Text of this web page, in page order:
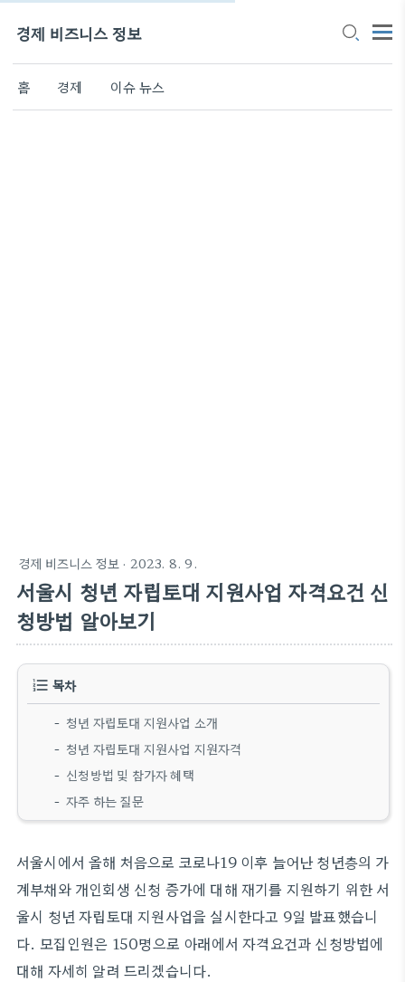
경제 비즈니스 정보
홈 경제 이슈 뉴스
경제 비즈니스 정보 · 2023. 8. 9.
서울시 청년 자립토대 지원사업 자격요건 신
청방법 알아보기
목차
청년 자립토대 지원사업 소개
청년 자립토대 지원사업 지원자격
신청방법 및 참가자 혜택
자주 하는 질문
서울시에서 올해 처음으로 코로나19 이후 늘어난 청년층의 가
계부채와 개인회생 신청 증가에 대해 재기를 지원하기 위한 서
울시 청년 자립토대 지원사업을 실시한다고 9일 발표했습니
다. 모집인원은 150명으로 아래에서 자격요건과 신청방법에
대해 자세히 알려 드리겠습니다.